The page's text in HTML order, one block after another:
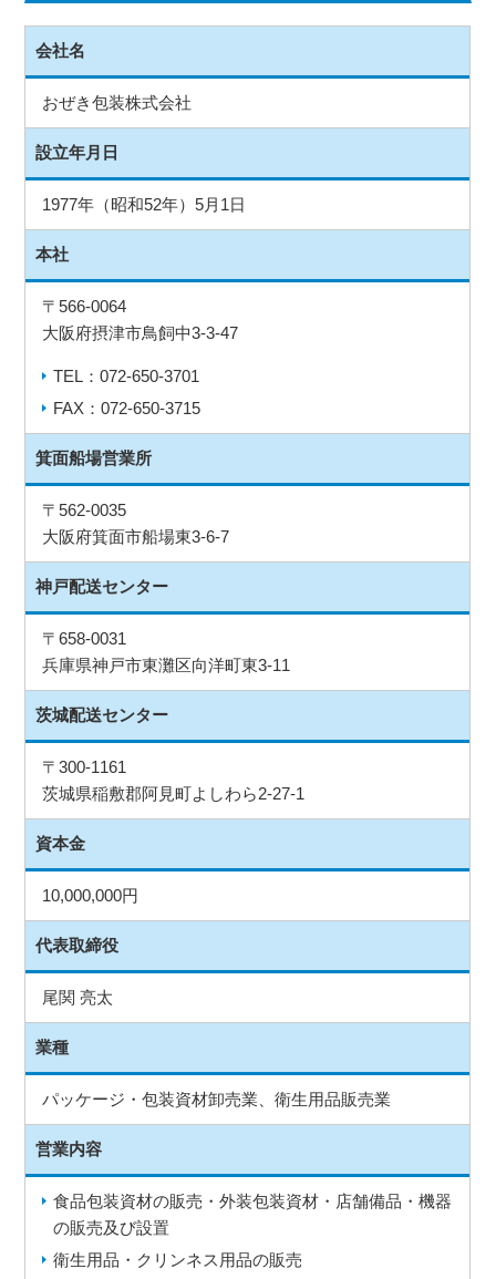
会社名
おぜき包装株式会社
設立年月日
1977年（昭和52年）5月1日
本社
〒566-0064
大阪府摂津市鳥飼中3-3-47
TEL：072-650-3701
FAX：072-650-3715
箕面船場営業所
〒562-0035
大阪府箕面市船場東3-6-7
神戸配送センター
〒658-0031
兵庫県神戸市東灘区向洋町東3-11
茨城配送センター
〒300-1161
茨城県稲敷郡阿見町よしわら2-27-1
資本金
10,000,000円
代表取締役
尾関 亮太
業種
パッケージ・包装資材卸売業、衛生用品販売業
営業内容
食品包装資材の販売・外装包装資材・店舗備品・機器
の販売及び設置
衛生用品・クリンネス用品の販売